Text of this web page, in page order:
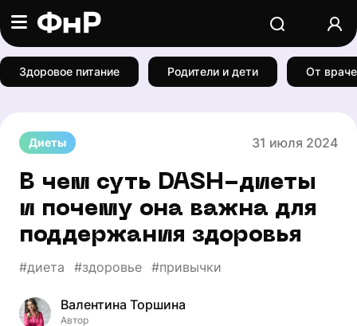
Здоровое питание Родители и дети От
Диеты 31 июля 2024
В чем суть DASH-диеты
и почему она важна для
поддержания здоровья
#диета #здоровье #привычки
Валентина Торшина
Автор